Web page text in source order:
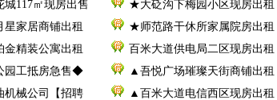
117㎡现房出售
★大砭沟下梅园小区现房出租
家居商铺出租
★师范路干休所家属院房出租
精装公寓出租
百米大道供电局二区现房出租
园工抵房急售◆
▲吾悦广场璀璨天街商铺出租
机械公司【招聘
▲百米大道电信西区现房出租